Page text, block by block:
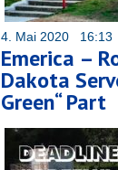
4. Mai 2020 16:13
Emerica –
Dakota
Green“ Part